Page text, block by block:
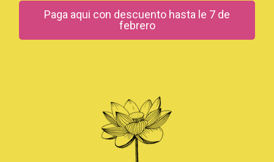
Paga aqui con descuento hasta le 7 de
febrero